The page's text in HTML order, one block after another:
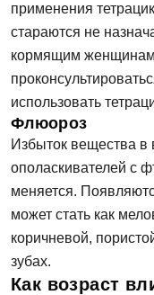
применения
стараются не
кормящим
использовать
Флюороз
Избыток вещества в
ополаскивателей с
меняется.
может стать как
коричневой,
зубах.
Как возраст